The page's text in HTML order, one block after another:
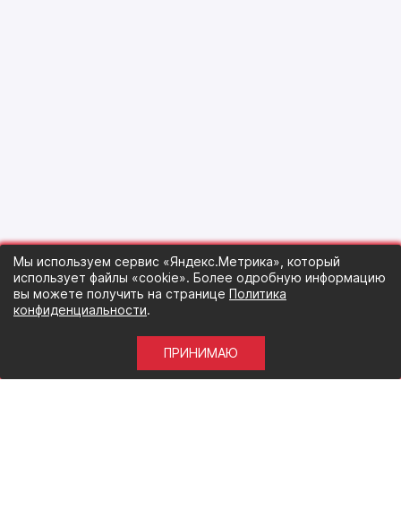
Мы используем сервис «Яндекс.Метрика», который
использует файлы «cookie». Более одробную информацию
вы можете получить на странице Политика
конфиденциальности.
ПРИНИМАЮ